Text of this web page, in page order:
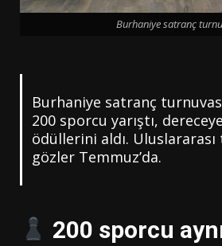
Burhaniye satranç
Burhaniye satranç
200 sporcu yarıştı,
ödüllerini aldı.
gözler Temmuz’da.
200 sporcu